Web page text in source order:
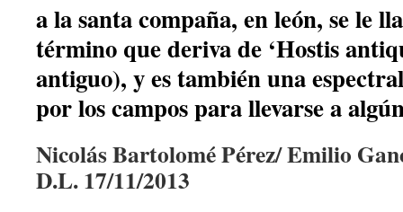
a la santa compaña, en león, se le
término que deriva de ‘Hostis
antiguo), y es también una
por los campos para llevarse a
Nicolás Bartolomé Pérez/ Emilio
D.L. 17/11/2013